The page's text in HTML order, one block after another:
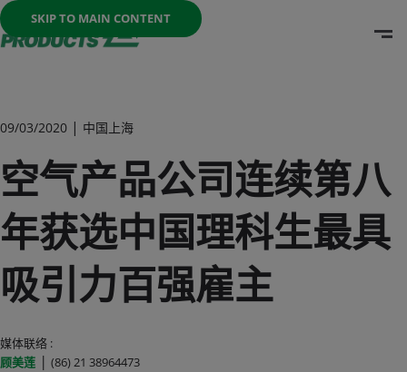
SKIP TO MAIN CONTENT
Once the menu is open you can move between options
09/03/2020 | 中国上海
空气产品公司连续第八
年获选中国理科生最具
吸引力百强雇主
媒体联络 :
顾美莲 | (86) 21 38964473